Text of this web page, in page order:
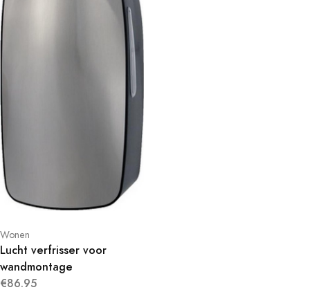
Wonen
Lucht verfrisser voor
wandmontage
€86.95